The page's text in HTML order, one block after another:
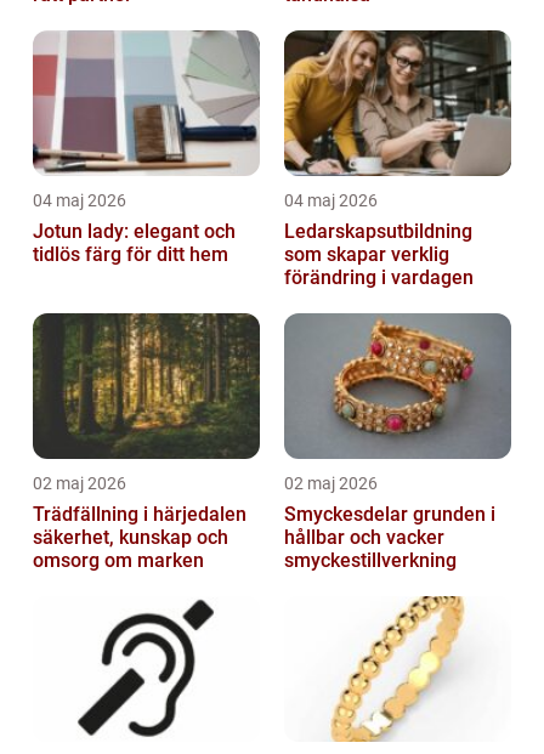
04 maj 2026
Jotun lady: elegant och
tidlös färg för ditt hem
04 maj 2026
Ledarskapsutbildning
som skapar verklig
förändring i vardagen
02 maj 2026
Trädfällning i härjedalen
säkerhet, kunskap och
omsorg om marken
02 maj 2026
Smyckesdelar grunden i
hållbar och vacker
smyckestillverkning